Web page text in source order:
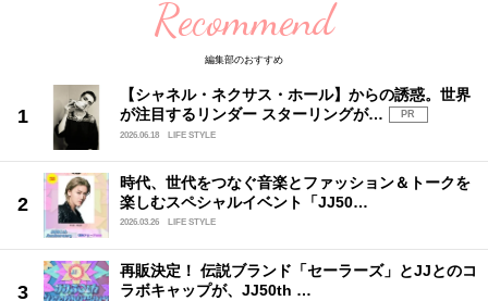
Recommend
編集部のおすすめ
【シャネル・ネクサス・ホール】からの誘惑。世界
が注目するリンダー スターリングが…
PR
2026.06.18
LIFE STYLE
時代、世代をつなぐ音楽とファッション＆トークを
楽しむスペシャルイベント「JJ50…
2026.03.26 LIFE STYLE
再販決定！ 伝説ブランド「セーラーズ」とJJとのコ
ラボキャップが、JJ50th …